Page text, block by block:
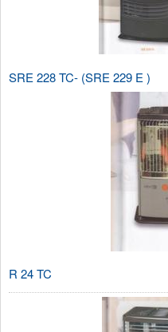
SRE 228 TC- (SRE 229 E )
R 24 TC